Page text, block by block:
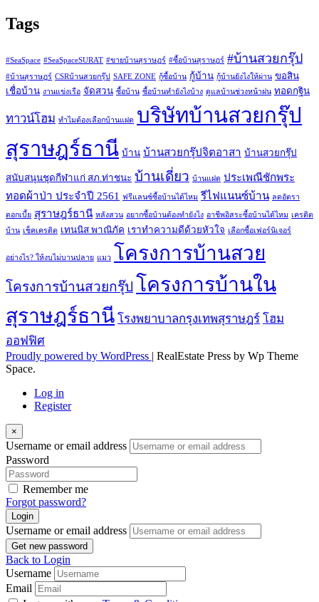
Tags
#SeaSpace #SeaSpaceSURAT #ขายบ้านสุราษฎร์ #ซื้อบ้านสุราษฎร์ #บ้านสวยกรุ๊ป
#บ้านสุราษฎร์ CSRบ้านสวยกรุ๊ป SAFE ZONE กู้ซื้อบ้าน กู้บ้าน กู้บ้านยังไงให้ผ่าน ขอสิน
เชื่อบ้าน งานแข่งเรือ จัดสวน ซื้อบ้าน ซื้อบ้านทำยังไงบ้าง ดูแลบ้านช่วงหน้าฝน ทอดกฐิน
ทาวน์โฮม ทำไมต้องเลือกบ้านแฝด บริษัทบ้านสวยกรุ๊ป
สุราษฎร์ธานี บ้าน บ้านสวยกรุ๊ปจิตอาสา บ้านสวยกรุ๊ป
สนับสนุนชุดกีฬาแก่ สภ.ท่าชนะ บ้านเดี่ยว บ้านแฝด ประเพณีชักพระ
ทอดผ้าป่า ประจำปี 2561
ฟรีแลนซ์ซื้อบ้านได้ไหม รีไฟแนนซ์บ้าน ลดอัตรา
ดอกเบี้ย สุราษฎร์ธานี หลังสวน อยากซื้อบ้านต้องทำยังไง อาชีพอิสระซื้อบ้านได้ไหม เครดิต
บ้าน เช็คเครดิต เทนนิส พาณิภัค เราทำความดีด้วยหัวใจ เลือกซื้อเฟอร์นิเจอร์
อย่างไร? ให้งบไม่บานปลาย แมว โครงการบ้านสวย
โครงการบ้านสวยกรุ๊ป โครงการบ้านใน
สุราษฎร์ธานี โรงพยาบาลกรุงเทพสุราษฎร์ โฮม
ออฟฟิศ
Proudly powered by WordPress | RealEstate Press by Wp Theme
Space.
Log in
Register
×
Username or email address
Password
Remember me
Forgot password?
Login
Username or email address
Get new password
Back to Login
Username
Email